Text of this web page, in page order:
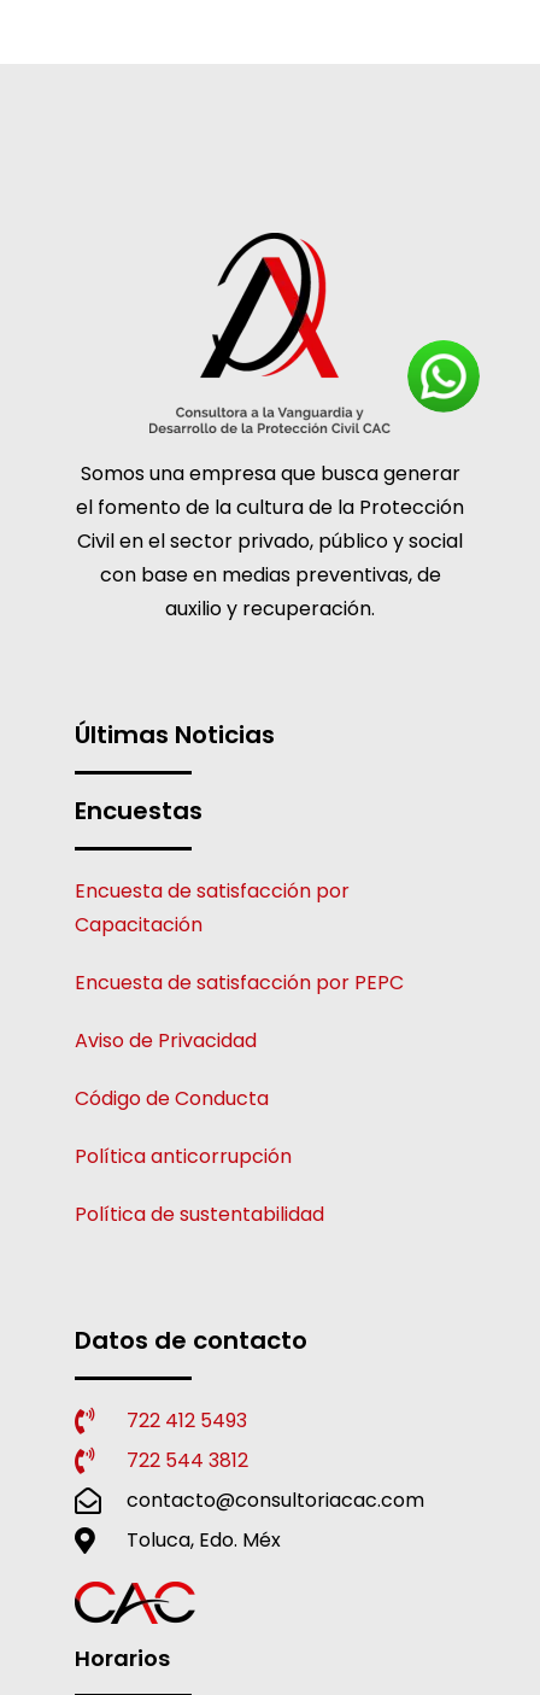
Somos una empresa que busca generar
el fomento de la cultura de la Protección
Civil en el sector privado, público y social
con base en medias preventivas, de
auxilio y recuperación.
Últimas Noticias
Encuestas
Encuesta de satisfacción por
Capacitación
Encuesta de satisfacción por PEPC
Aviso de Privacidad
Código de Conducta
Política anticorrupción
Política de sustentabilidad
Datos de contacto
722 412 5493
722 544 3812
contacto@consultoriacac.com
Toluca, Edo. Méx
Horarios